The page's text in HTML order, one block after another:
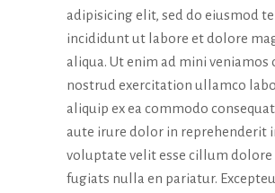
adipisicing elit, sed do eiusmod
incididunt ut labore et dolore
aliqua. Ut enim ad mini veniamos
nostrud exercitation ullamco
aliquip ex ea commodo
aute irure dolor in reprehenderit
voluptate velit esse cillum dolore
fugiats nulla en pariatur.